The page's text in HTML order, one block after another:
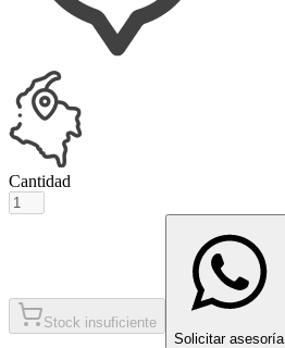
Cantidad
Stock insuficiente
Solicitar asesoría